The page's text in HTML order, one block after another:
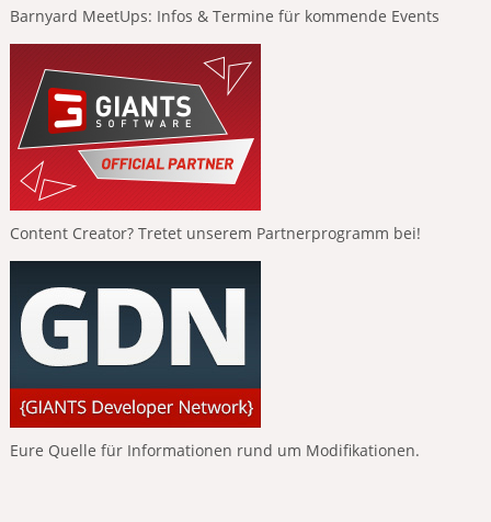
Barnyard MeetUps: Infos & Termine für kommende Events
Content Creator? Tretet unserem Partnerprogramm bei!
Eure Quelle für Informationen rund um Modifikationen.